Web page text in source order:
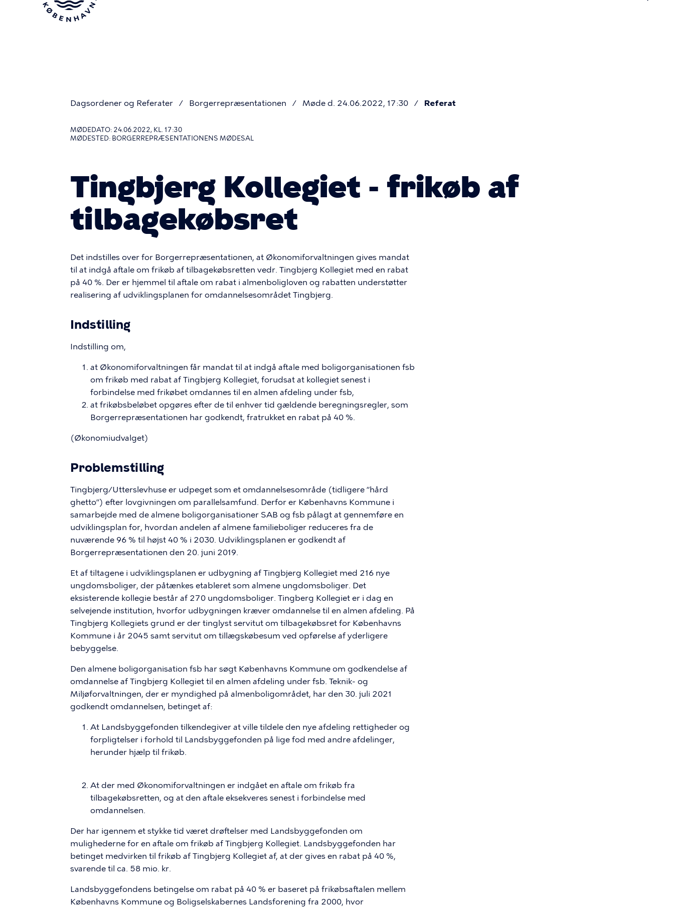
Dagsordener og Referater Borgerrepræsentationen Møde d. 24.06.2022, 17:30 Referat
MØDEDATO: 24.06.2022, KL. 17:30
MØDESTED: BORGERREPRÆSENTATIONENS MØDESAL
Tingbjerg Kollegiet - frikøb af
tilbagekøbsret
Det indstilles over for Borgerrepræsentationen, at Økonomiforvaltningen gives mandat
til at indgå aftale om frikøb af tilbagekøbsretten vedr. Tingbjerg Kollegiet med en rabat
på 40 %. Der er hjemmel til aftale om rabat i almenboligloven og rabatten understøtter
realisering af udviklingsplanen for omdannelsesområdet Tingbjerg.
Indstilling
Indstilling om,
at Økonomiforvaltningen får mandat til at indgå aftale med boligorganisationen fsb
om frikøb med rabat af Tingbjerg Kollegiet, forudsat at kollegiet senest i
forbindelse med frikøbet omdannes til en almen afdeling under fsb,
at frikøbsbeløbet opgøres efter de til enhver tid gældende beregningsregler, som
Borgerrepræsentationen har godkendt, fratrukket en rabat på 40 %.
(Økonomiudvalget)
Problemstilling
Tingbjerg/Utterslevhuse er udpeget som et omdannelsesområde (tidligere ”hård
ghetto”) efter lovgivningen om parallelsamfund. Derfor er Københavns Kommune i
samarbejde med de almene boligorganisationer SAB og fsb pålagt at gennemføre en
udviklingsplan for, hvordan andelen af almene familieboliger reduceres fra de
nuværende 96 % til højst 40 % i 2030. Udviklingsplanen er godkendt af
Borgerrepræsentationen den 20. juni 2019.
Et af tiltagene i udviklingsplanen er udbygning af Tingbjerg Kollegiet med 216 nye
ungdomsboliger, der påtænkes etableret som almene ungdomsboliger. Det
eksisterende kollegie består af 270 ungdomsboliger. Tingberg Kollegiet er i dag en
selvejende institution, hvorfor udbygningen kræver omdannelse til en almen afdeling. På
Tingbjerg Kollegiets grund er der tinglyst servitut om tilbagekøbsret for Københavns
Kommune i år 2045 samt servitut om tillægskøbesum ved opførelse af yderligere
bebyggelse.
Den almene boligorganisation fsb har søgt Københavns Kommune om godkendelse af
omdannelse af Tingbjerg Kollegiet til en almen afdeling under fsb. Teknik- og
Miljøforvaltningen, der er myndighed på almenboligområdet, har den 30. juli 2021
godkendt omdannelsen, betinget af:
At Landsbyggefonden tilkendegiver at ville tildele den nye afdeling rettigheder og
forpligtelser i forhold til Landsbyggefonden på lige fod med andre afdelinger,
herunder hjælp til frikøb.
At der med Økonomiforvaltningen er indgået en aftale om frikøb fra
tilbagekøbsretten, og at den aftale eksekveres senest i forbindelse med
omdannelsen.
Der har igennem et stykke tid været drøftelser med Landsbyggefonden om
mulighederne for en aftale om frikøb af Tingbjerg Kollegiet. Landsbyggefonden har
betinget medvirken til frikøb af Tingbjerg Kollegiet af, at der gives en rabat på 40 %,
svarende til ca. 58 mio. kr.
Landsbyggefondens betingelse om rabat på 40 % er baseret på frikøbsaftalen mellem
Københavns Kommune og Boligselskabernes Landsforening fra 2000, hvor